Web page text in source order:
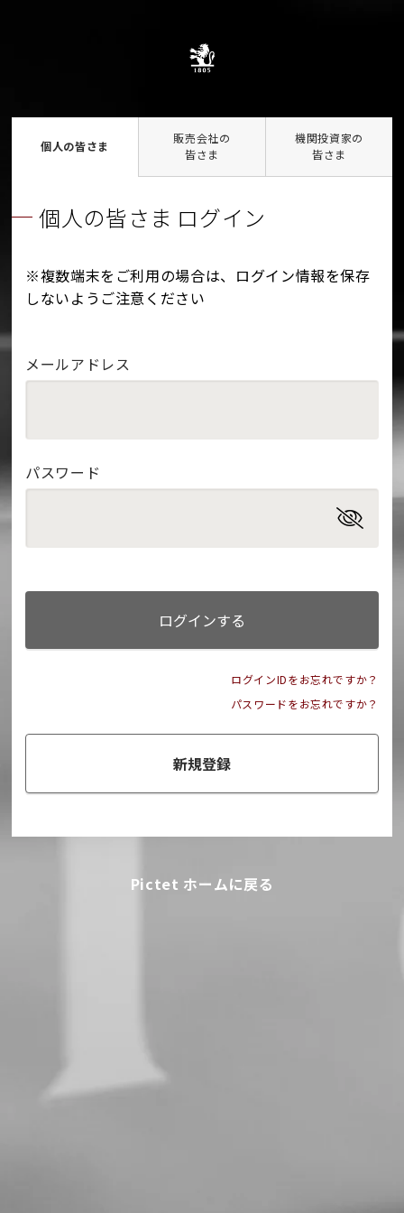
個人の皆さま
販売会社の
皆さま
機関投資家の
皆さま
個人の皆さま ログイン
※複数端末をご利用の場合は、ログイン情報を保存
しないようご注意ください
メールアドレス
パスワード
ログインする
ログインIDをお忘れですか？
パスワードをお忘れですか？
新規登録
Pictet ホームに戻る